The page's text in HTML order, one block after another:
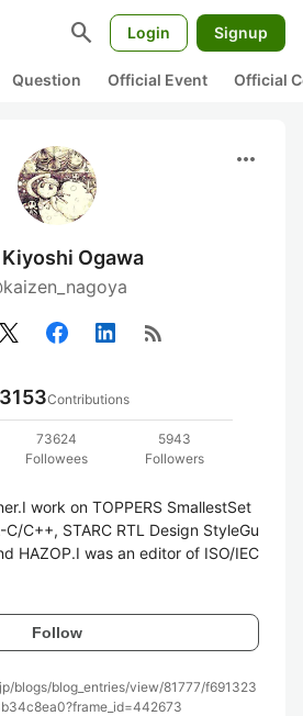
search Login Signup
Question Official Event Official
more_horiz
Kiyoshi Ogawa
rss_feed
Contributions
73624
Followees
5943
Followers
work on TOPPERS SmallestSet
C/C++, STARC RTL Design StyleGu
HAZOP.I was an editor of ISO/IEC
Follow
blogs/blog_entries/view/81777/f691323